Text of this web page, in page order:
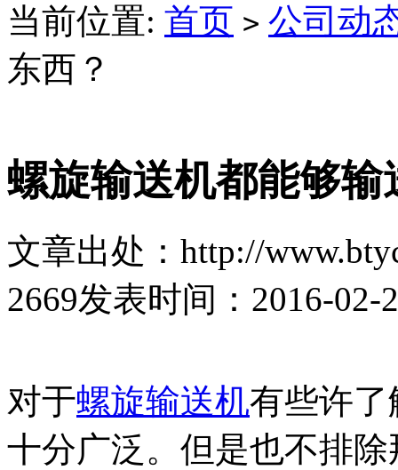
当前位置: 首页 > 公司动
东西？
螺旋输送机都能够输
文章出处：http://
2669发表时间：2016-02-
对于螺旋输送机有些许
十分广泛。但是也不排